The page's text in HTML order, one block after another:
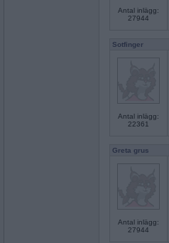
Antal inlägg:
27944
Sotfinger
Antal inlägg:
22361
Greta grus
Antal inlägg:
27944